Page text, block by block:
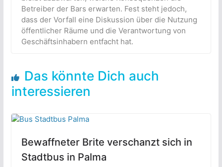
Betreiber der Bars erwarten. Fest steht jedoch,
dass der Vorfall eine Diskussion über die Nutzung
öffentlicher Räume und die Verantwortung von
Geschäftsinhabern entfacht hat.
Das könnte Dich auch
interessieren
Bewaffneter Brite verschanzt sich in
Stadtbus in Palma